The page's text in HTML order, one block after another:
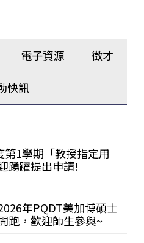
電子資源 徵才
快訊
第1學期「教授指定用
踴躍提出申請!
年PQDT美加博碩士
跑，歡迎師生參與~